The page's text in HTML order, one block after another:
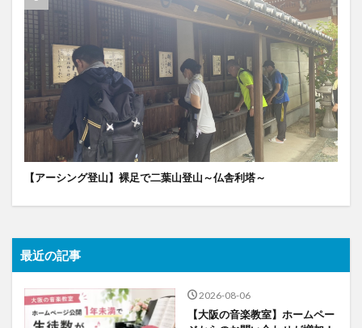
【アーシング登山】裸足で二葉山登山～仏舎利塔～
最近の記事
2026-08-06
【大阪の音楽教室】ホームペー